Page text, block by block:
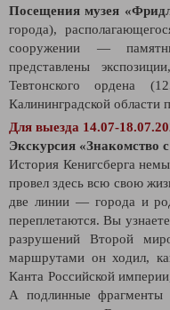
Посещения музея
города),
сооружении —
представлены
Тевтонского ордена
Калининградской
Для выезда 14.07-
Экскурсия «Знакомство
История Кенигсберга
провел здесь всю свою
две линии — города и
переплетаются. Вы
разрушений Второй
маршрутами он ходил,
Канта Российской
А подлинные